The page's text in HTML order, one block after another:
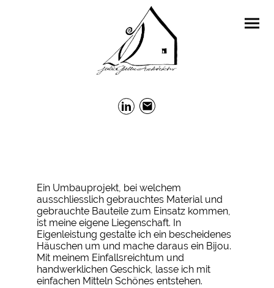
Ein Umbauprojekt, bei welchem
ausschliesslich gebrauchtes Material und
gebrauchte Bauteile zum Einsatz kommen,
ist meine eigene Liegenschaft. In
Eigenleistung gestalte ich ein bescheidenes
Häuschen um und mache daraus ein Bijou.
Mit meinem Einfallsreichtum und
handwerklichen Geschick, lasse ich mit
einfachen Mitteln Schönes entstehen.